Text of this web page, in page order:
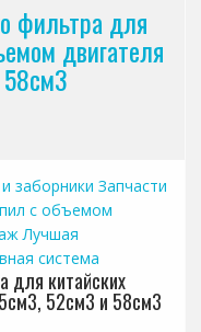
фильтра для
двигателя
заборники Запчасти
с объемом
Лучшая
система
для китайских
52см3 и 58см3